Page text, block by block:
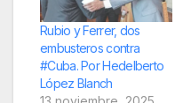
Rubio y Ferrer, dos
embusteros contra
#Cuba. Por Hedelberto
López Blanch